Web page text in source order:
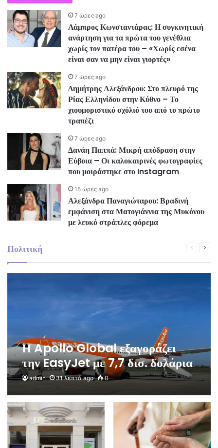
7 ώρες ago
Λάμπρος Κωνσταντάρας: Η συγκινητική
ανάρτηση για τα πρώτα του γενέθλια
χωρίς τον πατέρα του – «Χωρίς εσένα
είναι σαν να μην είναι γιορτές»
7 ώρες ago
Δημήτρης Αλεξάνδρου: Στο πλευρό της
Ρίας Ελληνίδου στην Κύθνο – Το
χιουμοριστικό σχόλιό του από το πρώτο
τραπέζι
7 ώρες ago
Δανάη Παππά: Μικρή απόδραση στην
Εύβοια – Οι καλοκαιρινές φωτογραφίες
που μοιράστηκε στο Instagram
15 ώρες ago
Αλεξάνδρα Παναγιώταρου: Βραδινή
εμφάνιση στα Ματογιάννια της Μυκόνου
με λευκό στράπλες φόρεμα
Πολιτική
Previous
Next
Η Apollo Global εξαγοράζει
την EasyJet με 7,7 δισ. δολάρια
admin 31 λεπτά ago 0